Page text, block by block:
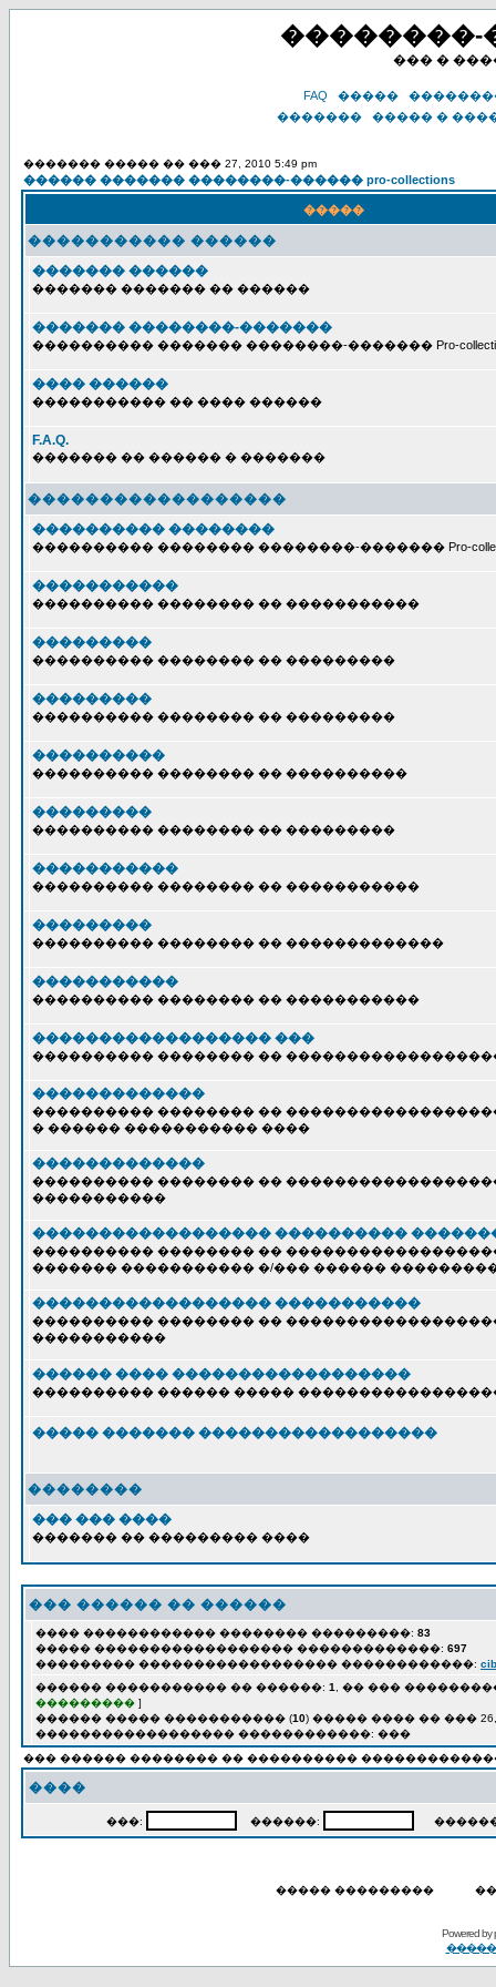
��������-
��� �
FAQ �����
�������
����� �
������� ����� �� ��� 27, 2010 5:49 pm
������ ������� ��������-������ pro-collections
�����
����������� ������
������� ������
������� ������� �� ������
������� ��������-�������
���������� ������� ��������-������� Pro-
���� ������
����������� �� ���� ������
F.A.Q.
������� �� ������ � �������
������������������
���������� ��������
���������� �������� ��������-������� Pro-
�����������
���������� �������� �� �����������
���������
���������� �������� �� ���������
���������
���������� �������� �� ���������
����������
���������� �������� �� ����������
���������
���������� �������� �� ���������
�����������
���������� �������� �� �����������
���������
���������� �������� �� �������������
�����������
���������� �������� �� �����������
������������������ ���
���������� �������� ��
�������������
���������� �������� ��
� ������ ����������� ����
�������������
���������� �������� ��
�����������
������������������ ����������
���������� �������� ��
������� ����������� �/��� ������
������������������ �����������
���������� �������� ��
�����������
������ ���� ������������������
���������� ������ �����
����� ������� ������������������
��������
��� ��� ����
������� �� ��������� ����
��� ������ �� ������
���� ������������ �������� ���������: 83
����� ������������������ �������������: 697
��������� ������������������ ������������:
������ ����������� �� ������: 1
, �� ���
��������� ]
������ ����� ����������� (10) ����� ���� �� ��� 26,
������������������ ������������: ���
��� ������ �������� �� ����������
����
���: ������:
����� ���������
Powered by